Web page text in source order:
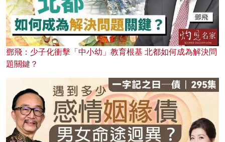
鄧飛：少子化衝擊「中小幼」教育根基 北都如何成為解決問
題關鍵？